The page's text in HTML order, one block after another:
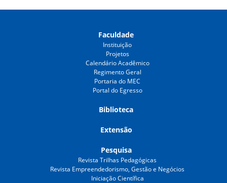
Faculdade
Instituição
Projetos
Calendário Acadêmico
Regimento Geral
Portaria do MEC
Portal do Egresso
Biblioteca
Extensão
Pesquisa
Revista Trilhas Pedagógicas
Revista Empreendedorismo, Gestão e Negócios
Iniciação Científica